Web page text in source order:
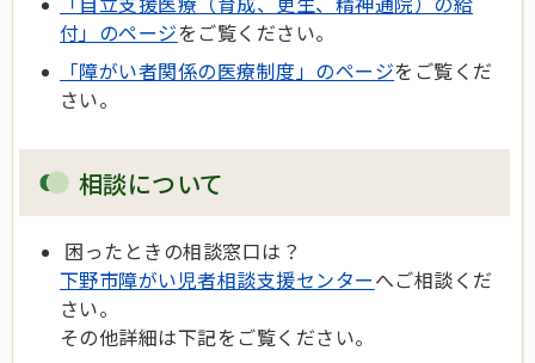
付」のページをご覧ください。
「障がい者関係の医療制度」のページをご覧くだ
さい。
相談について
困ったときの相談窓口は？
下野市障がい児者相談支援センターへご相談くだ
さい。
その他詳細は下記をご覧ください。